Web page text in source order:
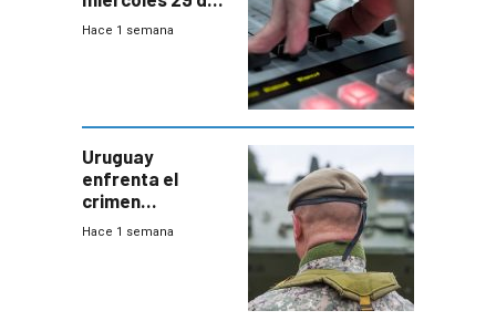
julio de 2026
Hace 1 semana
Uruguay
enfrenta el
crimen
organizado con
Hace 1 semana